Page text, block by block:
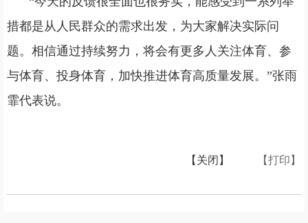
措都是从人民群众的需求出发，为大家解决实际问
题。相信通过持续努力，将会有更多人关注体育、参
与体育、投身体育，加快推进体育高质量发展。”张雨
霏代表说。
【打印】
【关闭】